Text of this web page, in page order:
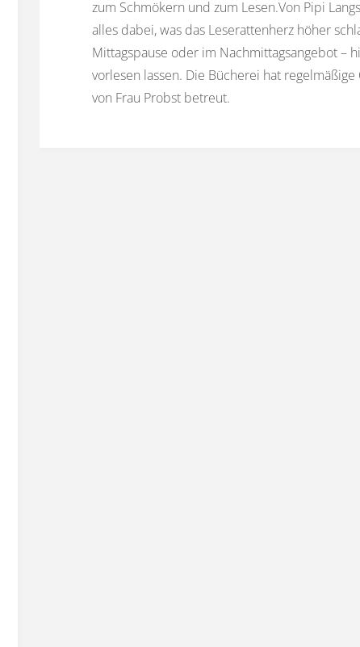
zum Schmökern und zum Lesen.Von Pipi
alles dabei, was das Leserattenherz höher
Mittagspause oder im Nachmittagsangebot –
vorlesen lassen. Die Bücherei hat
von Frau Probst betreut.